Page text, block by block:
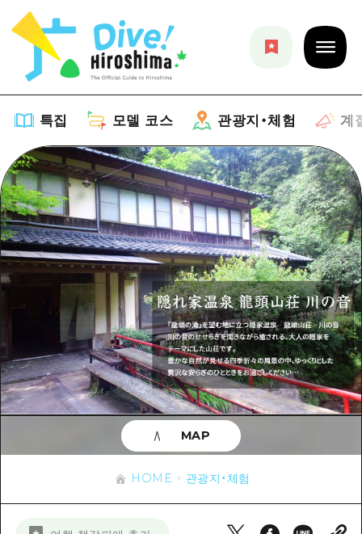
특집 모델 코스 관광지・체험 계
특집
목록
추천
아트
이벤트/축제
음식/술
사이클링
쇼핑
스포츠
나이트 라이프
모델 코스
목록
Dive! Hiroshima 공식 가이드
Hiroshima Moshimo Travel
히로시마시 주변
아키(安芸)
빈고(備後)
관광지・체험
목록
히로시마시 주변
아키(安芸)
빈고(備後)
비북(備北)
게이호쿠(芸北)
계절 정보
이벤트
유용한 정보
목록
접근
HOME 관광지・체험
MAP